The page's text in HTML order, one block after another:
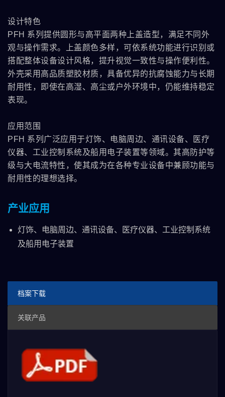
设计特色
PFH 系列提供圆形与高平面两种上盖造型，满足不同外
观与操作需求。上盖颜色多样，可依系统功能进行识别或
搭配整体设备设计风格，提升视觉一致性与操作便利性。
外壳采用高品质塑胶材质，具备优异的抗腐蚀能力与长期
耐用性，即使在高湿、高尘或户外环境中，仍能维持稳定
表现。
应用范围
PFH 系列广泛应用于灯饰、电脑周边、通讯设备、医疗
仪器、工业控制系统及船用电子装置等领域。其高防护等
级与大电流特性，使其成为在各种专业设备中兼顾功能与
耐用性的理想选择。
产业应用
灯饰、电脑周边、通讯设备、医疗仪器、工业控制系统
及船用电子装置
档案下载
关联产品